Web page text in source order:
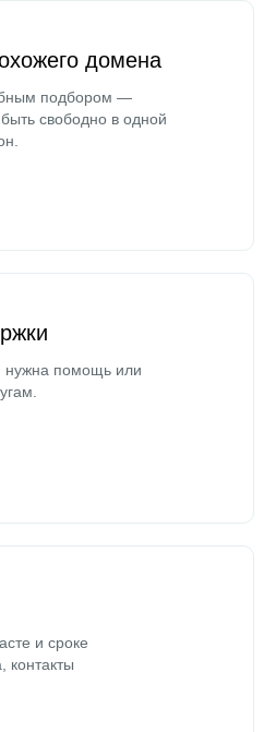
домена
подбором —
свободно в одной
нужна помощь или
и сроке
контакты